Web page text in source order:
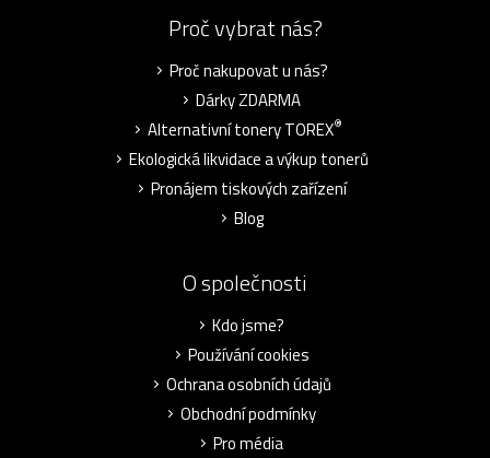
Proč vybrat nás?
Proč nakupovat u nás?
Dárky ZDARMA
Alternativní tonery TOREX®
Ekologická likvidace a výkup tonerů
Pronájem tiskových zařízení
Blog
O společnosti
Kdo jsme?
Používání cookies
Ochrana osobních údajů
Obchodní podmínky
Pro média